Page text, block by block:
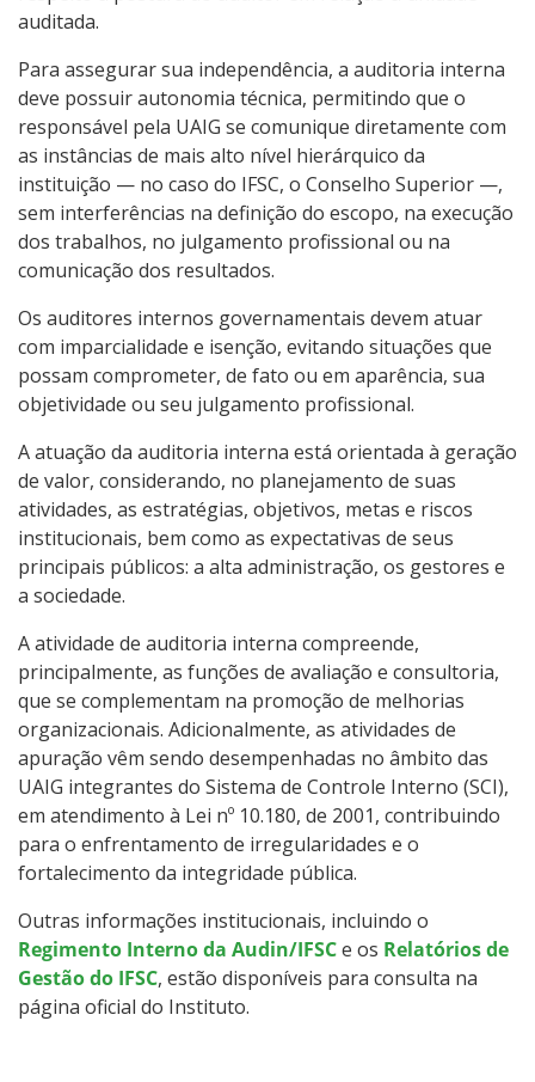
17- Indicadores e estatísticas
18- Relatórios de Gestão
19- Publicações Oficiais
21- Relação com Fundação de Apoio
23- Prestação de Contas
24 - Gestão de Riscos
26 - Ensino Superior
27 - Disposição cronológica de pagamentos
28- Observatório de Acesso, Permanência e Êxito
29- Corregedoria
Política de Privacidade do Portal do IFSC
Política de Cookies do IFSC
auditada.
Para assegurar sua independência, a auditoria interna
deve possuir autonomia técnica, permitindo que o
responsável pela UAIG se comunique diretamente com
as instâncias de mais alto nível hierárquico da
instituição — no caso do IFSC, o Conselho Superior —,
sem interferências na definição do escopo, na execução
dos trabalhos, no julgamento profissional ou na
comunicação dos resultados.
Os auditores internos governamentais devem atuar
com imparcialidade e isenção, evitando situações que
possam comprometer, de fato ou em aparência, sua
objetividade ou seu julgamento profissional.
A atuação da auditoria interna está orientada à geração
de valor, considerando, no planejamento de suas
atividades, as estratégias, objetivos, metas e riscos
institucionais, bem como as expectativas de seus
principais públicos: a alta administração, os gestores e
a sociedade.
A atividade de auditoria interna compreende,
principalmente, as funções de avaliação e consultoria,
que se complementam na promoção de melhorias
organizacionais. Adicionalmente, as atividades de
apuração vêm sendo desempenhadas no âmbito das
UAIG integrantes do Sistema de Controle Interno (SCI),
em atendimento à Lei nº 10.180, de 2001, contribuindo
para o enfrentamento de irregularidades e o
fortalecimento da integridade pública.
Outras informações institucionais, incluindo o
Regimento Interno da Audin/IFSCe os Relatórios de
Gestão do IFSC, estão disponíveis para consulta na
página oficial do Instituto.